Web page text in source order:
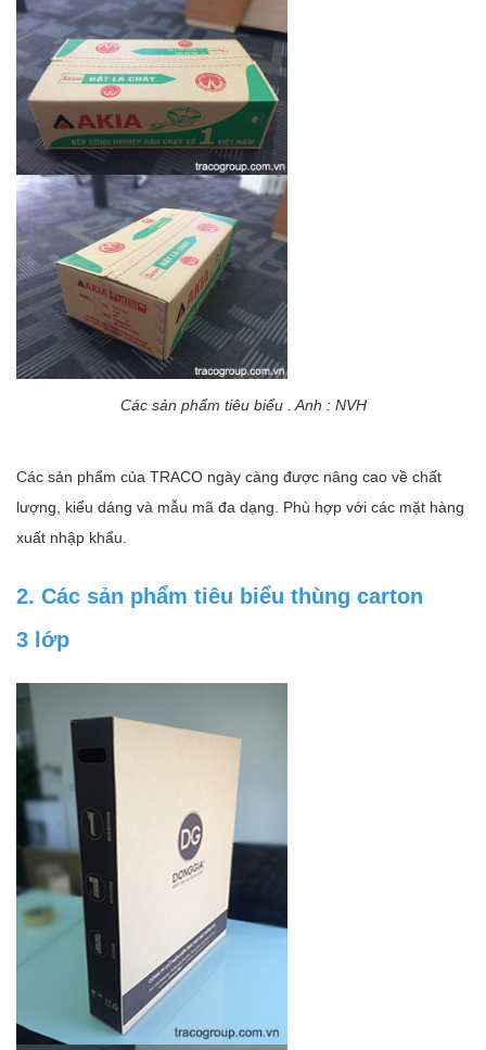
Các sản phẩm tiêu biểu . Anh : NVH
Các sản phẩm của TRACO ngày càng được nâng cao về chất
lượng, kiểu dáng và mẫu mã đa dạng. Phù hợp với các mặt hàng
xuất nhập khẩu.
2. Các sản phẩm tiêu biểu thùng carton
3 lớp